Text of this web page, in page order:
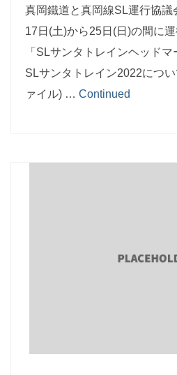
真岡鐵道と真岡線SL運行協議
17日(土)から25日(日)の間に
「SLサンタトレインヘッドマ
SLサンタトレイン2022につ
ァイル) … Continued